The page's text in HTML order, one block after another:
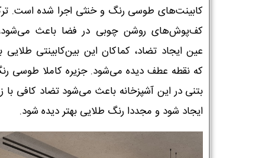
کابینت‌های طوسی رنگ و خنثی اجرا شده است.
کف‌پوش‌های روشن چوبی در فضا باعث
عین ایجاد تضاد، کماکان این بین‌کابینتی طلایی
که نقطه عطف دیده می‌شود. جزیره کاملا طوسی
بتنی در این آشپزخانه باعث می‌شود تضاد کافی با
ایجاد شود و مجددا رنگ طلایی بهتر دیده شود.